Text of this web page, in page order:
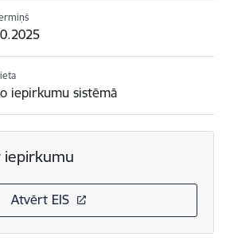
iepirkumu sistēmā
iepirkumu
Atvērt EIS